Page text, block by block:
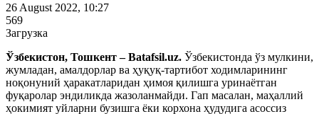
26 August 2022, 10:27
569
Загрузка
Ўзбекистон, Тошкент – Batafsil.uz. Ўзбекистонда ўз мулкини,
жумладан, амалдорлар ва ҳуқуқ-тартибот ходимларининг
ноқонуний ҳаракатларидан ҳимоя қилишга уринаётган
фуқаролар эндиликда жазоланмайди. Гап масалан, маҳаллий
ҳокимият уйларни бузишга ёки корхона ҳудудига асоссиз